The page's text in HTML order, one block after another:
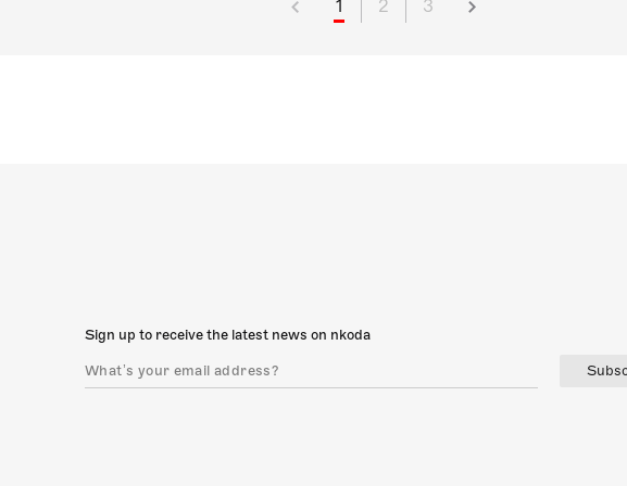
1 2 3
Sign up to receive the latest news on nkoda